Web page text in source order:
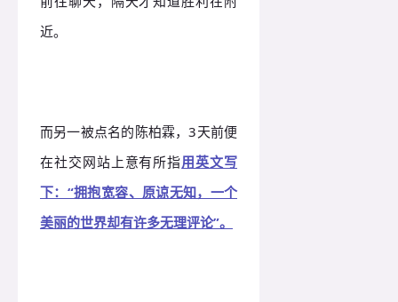
近。
而另一被点名的陈柏霖，3天前便
在社交网站上意有所指用英文写
下：“拥抱宽容、原谅无知，一个
美丽的世界却有许多无理评论”。